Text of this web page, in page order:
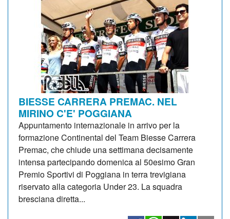
BIESSE CARRERA PREMAC. NEL
MIRINO C'E' POGGIANA
Appuntamento internazionale in arrivo per la
formazione Continental del Team Biesse Carrera
Premac, che chiude una settimana decisamente
intensa partecipando domenica al 50esimo Gran
Premio Sportivi di Poggiana in terra trevigiana
riservato alla categoria Under 23. La squadra
bresciana diretta...